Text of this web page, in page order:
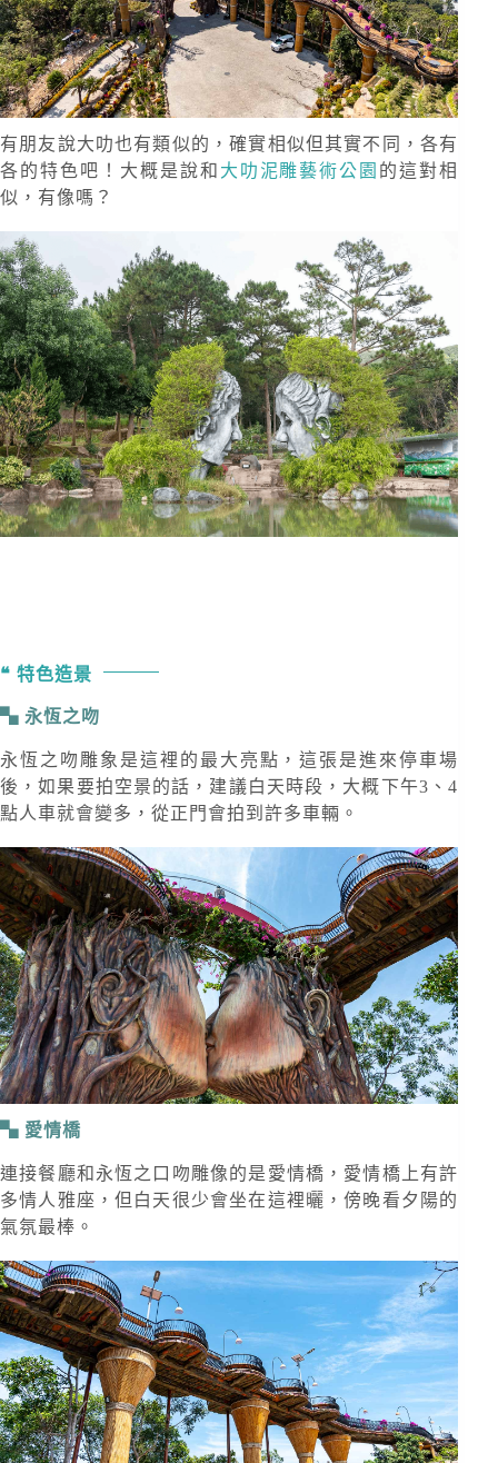
有朋友說大叻也有類似的，確實相似但其實不同，各有
各的特色吧！大概是說和 大叻泥雕藝術公園 的這對相
似，有像嗎？
特色造景
永恆之吻
永恆之吻雕象是這裡的最大亮點，這張是進來停車場
後，如果要拍空景的話，建議白天時段，大概下午3、4
點人車就會變多，從正門會拍到許多車輛。
愛情橋
連接餐廳和永恆之口吻雕像的是愛情橋，愛情橋上有許
多情人雅座，但白天很少會坐在這裡曬，傍晚看夕陽的
氣氛最棒。